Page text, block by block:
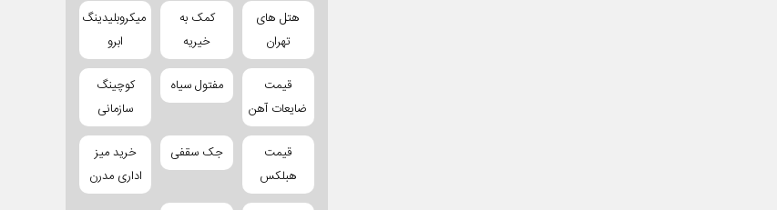
هتل های
تهران
کمک به
خیریه
میکروبلیدینگ
ابرو
قیمت
ضایعات آهن
مفتول سیاه
کوچینگ
سازمانی
قیمت
هبلکس
جک سقفی
خرید میز
اداری مدرن